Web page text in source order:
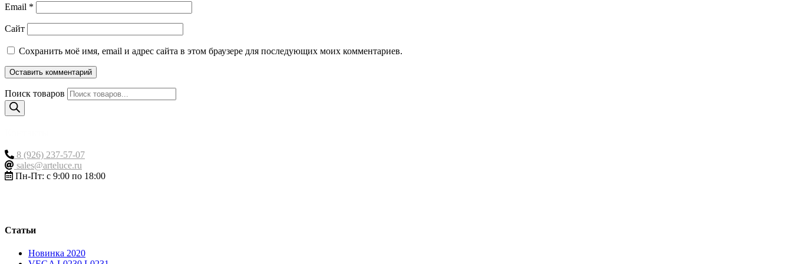
Email *
Сайт
Сохранить моё имя, email и адрес сайта в этом браузере для последующих моих комментариев.
Поиск товаров
8 (926) 237-57-07
sales@arteluce.ru
Пн-Пт: с 9:00 по 18:00
Статьи
Новинка 2020